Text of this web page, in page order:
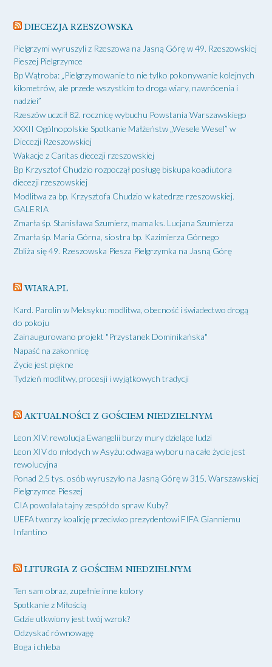
DIECEZJA RZESZOWSKA
Pielgrzymi wyruszyli z Rzeszowa na Jasną Górę w 49. Rzeszowskiej
Pieszej Pielgrzymce
Bp Wątroba: „Pielgrzymowanie to nie tylko pokonywanie kolejnych
kilometrów, ale przede wszystkim to droga wiary, nawrócenia i
nadziei”
Rzeszów uczcił 82. rocznicę wybuchu Powstania Warszawskiego
XXXII Ogólnopolskie Spotkanie Małżeństw „Wesele Wesel” w
Diecezji Rzeszowskiej
Wakacje z Caritas diecezji rzeszowskiej
Bp Krzysztof Chudzio rozpoczął posługę biskupa koadiutora
diecezji rzeszowskiej
Modlitwa za bp. Krzysztofa Chudzio w katedrze rzeszowskiej.
GALERIA
Zmarła śp. Stanisława Szumierz, mama ks. Lucjana Szumierza
Zmarła śp. Maria Górna, siostra bp. Kazimierza Górnego
Zbliża się 49. Rzeszowska Piesza Pielgrzymka na Jasną Górę
WIARA.PL
Kard. Parolin w Meksyku: modlitwa, obecność i świadectwo drogą
do pokoju
Zainaugurowano projekt "Przystanek Dominikańska"
Napaść na zakonnicę
Życie jest piękne
Tydzień modlitwy, procesji i wyjątkowych tradycji
AKTUALNOŚCI Z GOŚCIEM NIEDZIELNYM
Leon XIV: rewolucja Ewangelii burzy mury dzielące ludzi
Leon XIV do młodych w Asyżu: odwaga wyboru na całe życie jest
rewolucyjna
Ponad 2,5 tys. osób wyruszyło na Jasną Górę w 315. Warszawskiej
Pielgrzymce Pieszej
CIA powołała tajny zespół do spraw Kuby?
UEFA tworzy koalicję przeciwko prezydentowi FIFA Gianniemu
Infantino
LITURGIA Z GOŚCIEM NIEDZIELNYM
Ten sam obraz, zupełnie inne kolory
Spotkanie z Miłością
Gdzie utkwiony jest twój wzrok?
Odzyskać równowagę
Boga i chleba